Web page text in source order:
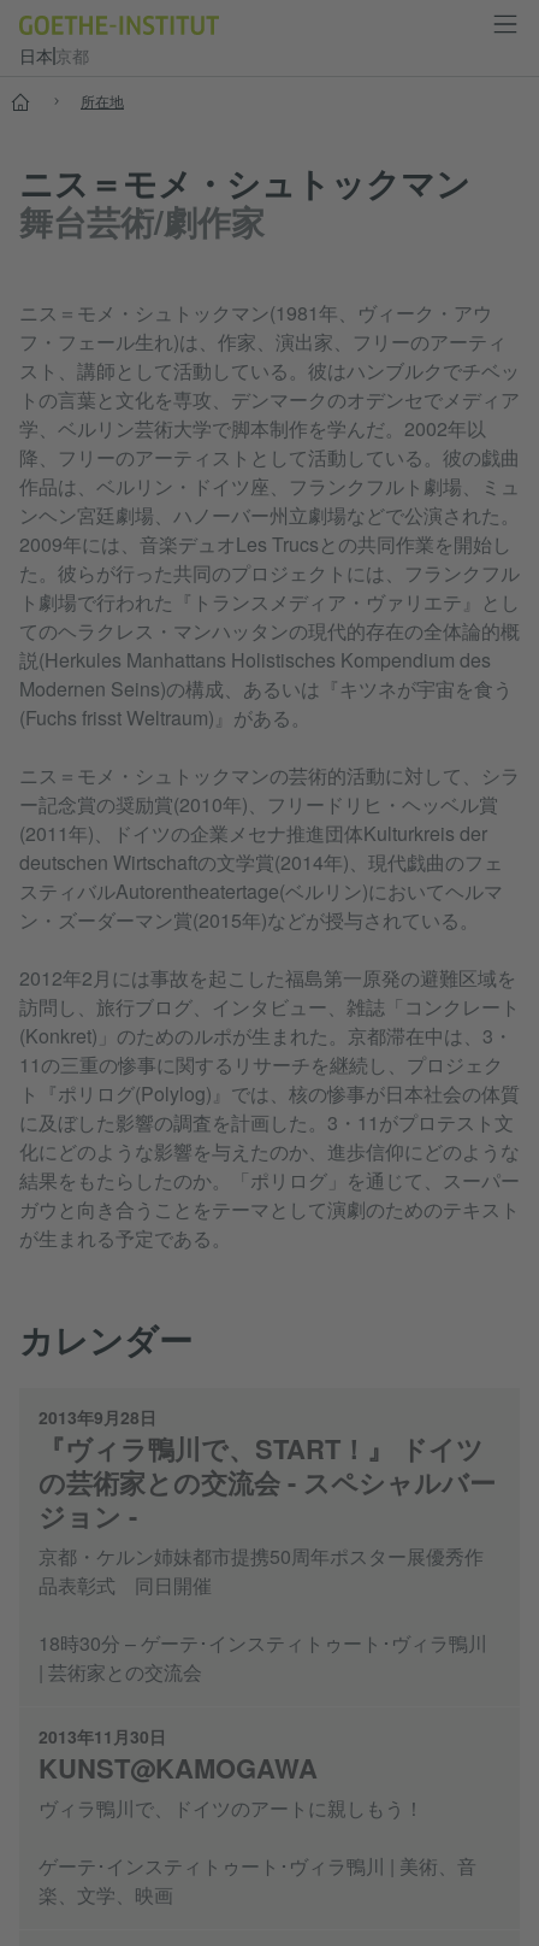
日本 京都
スタート 所在地
ニス＝モメ・シュトックマン
舞台芸術/劇作家
ニス＝モメ・シュトックマン(1981年、ヴィーク・アウ
フ・フェール生れ)は、作家、演出家、フリーのアーティ
スト、講師として活動している。彼はハンブルクでチベッ
トの言葉と文化を専攻、デンマークのオデンセでメディア
学、ベルリン芸術大学で脚本制作を学んだ。2002年以
降、フリーのアーティストとして活動している。彼の戯曲
作品は、ベルリン・ドイツ座、フランクフルト劇場、ミュ
ンヘン宮廷劇場、ハノーバー州立劇場などで公演された。
2009年には、音楽デュオLes Trucsとの共同作業を開始し
た。彼らが行った共同のプロジェクトには、フランクフル
ト劇場で行われた『トランスメディア・ヴァリエテ』とし
てのヘラクレス・マンハッタンの現代的存在の全体論的概
説(Herkules Manhattans Holistisches Kompendium des
Modernen Seins)の構成、あるいは『キツネが宇宙を食う
(Fuchs frisst Weltraum)』がある。
ニス＝モメ・シュトックマンの芸術的活動に対して、シラ
ー記念賞の奨励賞(2010年)、フリードリヒ・ヘッベル賞
(2011年)、ドイツの企業メセナ推進団体Kulturkreis der
deutschen Wirtschaftの文学賞(2014年)、現代戯曲のフェ
スティバルAutorentheatertage(ベルリン)においてヘルマ
ン・ズーダーマン賞(2015年)などが授与されている。
2012年2月には事故を起こした福島第一原発の避難区域を
訪問し、旅行ブログ、インタビュー、雑誌「コンクレート
(Konkret)」のためのルポが生まれた。京都滞在中は、3・
11の三重の惨事に関するリサーチを継続し、プロジェク
ト『ポリログ(Polylog)』では、核の惨事が日本社会の体質
に及ぼした影響の調査を計画した。3・11がプロテスト文
化にどのような影響を与えたのか、進歩信仰にどのような
結果をもたらしたのか。「ポリログ」を通じて、スーパー
ガウと向き合うことをテーマとして演劇のためのテキスト
が生まれる予定である。
カレンダー
2013年9月28日
『ヴィラ鴨川で、START！』 ドイツ
の芸術家との交流会 - スペシャルバー
ジョン -
京都・ケルン姉妹都市提携50周年ポスター展優秀作
品表彰式 同日開催
18時30分 – ゲーテ･インスティトゥート･ヴィラ鴨川
| 芸術家との交流会
2013年11月30日
KUNST@KAMOGAWA
ヴィラ鴨川で、ドイツのアートに親しもう！
ゲーテ･インスティトゥート･ヴィラ鴨川 | 美術、音
楽、文学、映画